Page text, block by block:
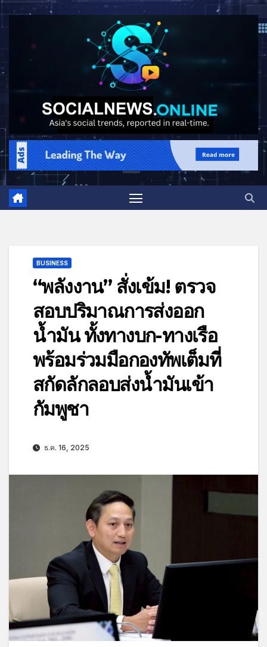
BUSINESS
“พลังงาน” สั่งเข้ม! ตรวจ
สอบปริมาณการส่งออก
น้ำมัน ทั้งทางบก-ทางเรือ
พร้อมร่วมมือกองทัพเต็มที่
สกัดลักลอบส่งน้ำมันเข้า
กัมพูชา
ธ.ค. 16, 2025